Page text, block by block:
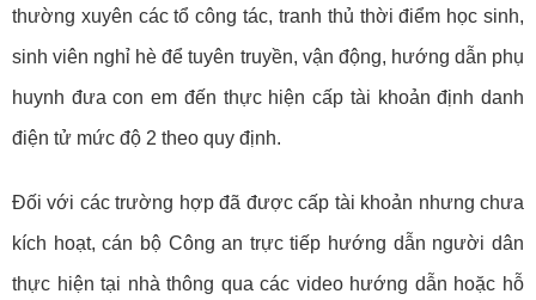
thường xuyên các tổ công tác, tranh thủ thời điểm học sinh,
sinh viên nghỉ hè để tuyên truyền, vận động, hướng dẫn phụ
huynh đưa con em đến thực hiện cấp tài khoản định danh
điện tử mức độ 2 theo quy định.
Đối với các trường hợp đã được cấp tài khoản nhưng chưa
kích hoạt, cán bộ Công an trực tiếp hướng dẫn người dân
thực hiện tại nhà thông qua các video hướng dẫn hoặc hỗ